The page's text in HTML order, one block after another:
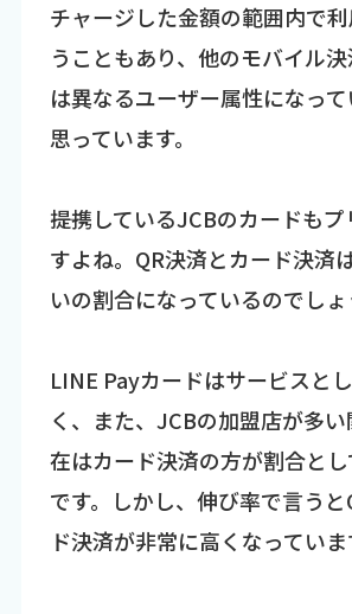
チャージした金額の範囲内で
うこともあり、他のモバイル
は異なるユーザー属性になっ
思っています。
――提携しているJCBのカードも
すよね。QR決済とカード決済
いの割合になっているのでしょ
LINE Payカードはサービスと
く、また、JCBの加盟店が多
在はカード決済の方が割合と
です。しかし、伸び率で言う
ド決済が非常に高くなっていま